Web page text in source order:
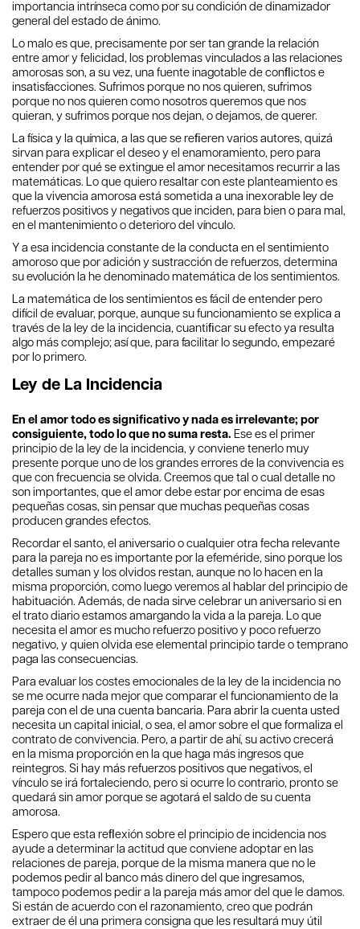
importancia intrínseca como por su condición de dinamizador
general del estado de ánimo.
Lo malo es que, precisamente por ser tan grande la relación
entre amor y felicidad, los problemas vinculados a las relaciones
amorosas son, a su vez, una fuente inagotable de conﬂictos e
insatisfacciones. Sufrimos porque no nos quieren, sufrimos
porque no nos quieren como nosotros queremos que nos
quieran, y sufrimos porque nos dejan, o dejamos, de querer.
La física y la química, a las que se reﬁeren varios autores, quizá
sirvan para explicar el deseo y el enamoramiento, pero para
entender por qué se extingue el amor necesitamos recurrir a las
matemáticas. Lo que quiero resaltar con este planteamiento es
que la vivencia amorosa está sometida a una inexorable ley de
refuerzos positivos y negativos que inciden, para bien o para mal,
en el mantenimiento o deterioro del vínculo.
Y a esa incidencia constante de la conducta en el sentimiento
amoroso que por adición y sustracción de refuerzos, determina
su evolución la he denominado matemática de los sentimientos.
La matemática de los sentimientos es fácil de entender pero
difícil de evaluar, porque, aunque su funcionamiento se explica a
través de la ley de la incidencia, cuantiﬁcar su efecto ya resulta
algo más complejo; así que, para facilitar lo segundo, empezaré
por lo primero.
Ley de La Incidencia
En el amor todo es signiﬁcativo y nada es irrelevante; por
consiguiente, todo lo que no suma resta. Ese es el primer
principio de la ley de la incidencia, y conviene tenerlo muy
presente porque uno de los grandes errores de la convivencia es
que con frecuencia se olvida. Creemos que tal o cual detalle no
son importantes, que el amor debe estar por encima de esas
pequeñas cosas, sin pensar que muchas pequeñas cosas
producen grandes efectos.
Recordar el santo, el aniversario o cualquier otra fecha relevante
para la pareja no es importante por la efeméride, sino porque los
detalles suman y los olvidos restan, aunque no lo hacen en la
misma proporción, como luego veremos al hablar del principio de
habituación. Además, de nada sirve celebrar un aniversario si en
el trato diario estamos amargando la vida a la pareja. Lo que
necesita el amor es mucho refuerzo positivo y poco refuerzo
negativo, y quien olvida ese elemental principio tarde o temprano
paga las consecuencias.
Para evaluar los costes emocionales de la ley de la incidencia no
se me ocurre nada mejor que comparar el funcionamiento de la
pareja con el de una cuenta bancaria. Para abrir la cuenta usted
necesita un capital inicial, o sea, el amor sobre el que formaliza el
contrato de convivencia. Pero, a partir de ahí, su activo crecerá
en la misma proporción en la que haga más ingresos que
reintegros. Si hay más refuerzos positivos que negativos, el
vínculo se irá fortaleciendo, pero si ocurre lo contrario, pronto se
quedará sin amor porque se agotará el saldo de su cuenta
amorosa.
Espero que esta reﬂexión sobre el principio de incidencia nos
ayude a determinar la actitud que conviene adoptar en las
relaciones de pareja, porque de la misma manera que no le
podemos pedir al banco más dinero del que ingresamos,
tampoco podemos pedir a la pareja más amor del que le damos.
Si están de acuerdo con el razonamiento, creo que podrán
extraer de él una primera consigna que les resultará muy útil